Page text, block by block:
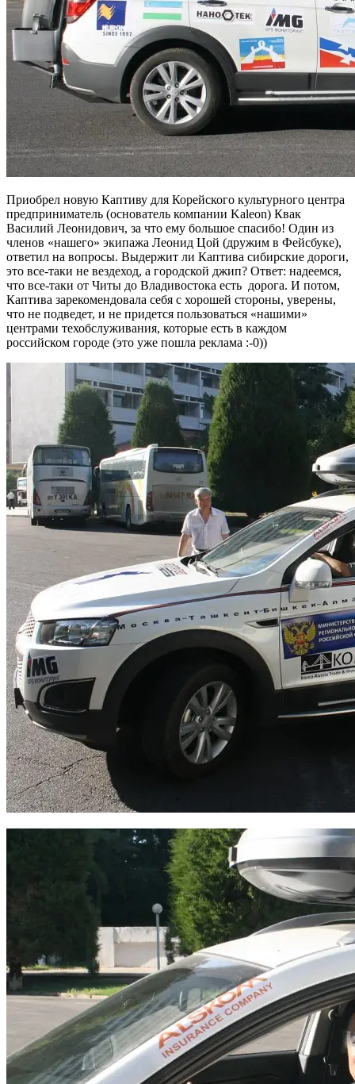
Приобрел новую Каптиву для Корейского культурного центра
предприниматель (основатель компании Kaleon) Квак
Василий Леонидович, за что ему большое спасибо! Один из
членов «нашего» экипажа Леонид Цой (дружим в Фейсбуке),
ответил на вопросы. Выдержит ли Каптива сибирские дороги,
это все-таки не вездеход, а городской джип? Ответ: надеемся,
что все-таки от Читы до Владивостока есть дорога. И потом,
Каптива зарекомендовала себя с хорошей стороны, уверены,
что не подведет, и не придется пользоваться «нашими»
центрами техобслуживания, которые есть в каждом
российском городе (это уже пошла реклама :-0))